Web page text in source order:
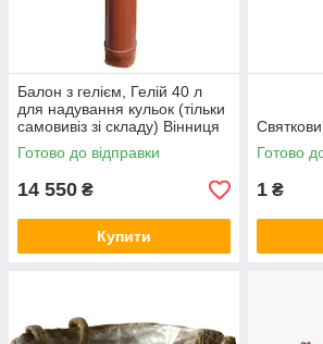
Балон з гелієм, Гелій 40 л
для надування кульок (тільки
самовивіз зі складу) Вінниця
Готово до відправки
14 550 ₴
Купити
Готово
1 ₴